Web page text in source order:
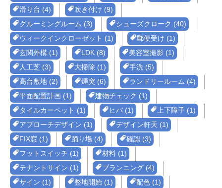
滑り台 (4)
吹き付け (9)
グルーミングルーム (3)
シューズクローク (40)
ウィークインクローゼット (1)
郵便受け (1)
玄関外構 (1)
LDK (8)
美容室撮影 (1)
人工芝 (3)
大掃除 (1)
手洗 (5)
高台敷地 (2)
煙突 (6)
ランドリールーム (4)
平面配置計画 (1)
建物チェック (1)
タイルカーペット (1)
ヒバ (1)
上下障子 (1)
アプローチデザイン (1)
デザイン軒天 (1)
FIX窓 (1)
踊り場 (4)
確認 (3)
フットスイッチ (1)
材料 (1)
テナントサイン (1)
プランニング (4)
サイン (1)
整地開始 (1) 配色 (1)